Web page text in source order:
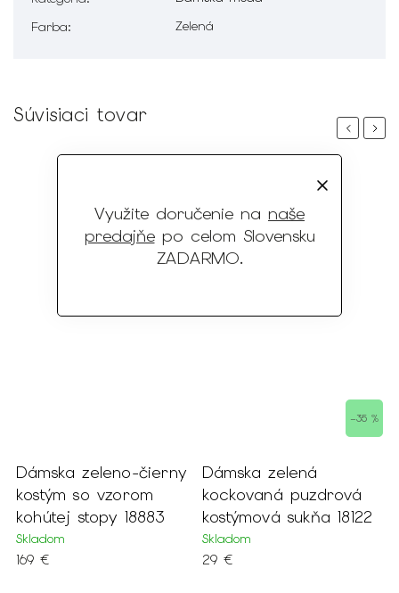
Využite doručenie na naše
predajňepo celom Slovensku
ZADARMO.
Farba: Zelená
Súvisiaci tovar
Previous
Dámska zeleno-čierny
kostým so vzorom
kohútej stopy 18883
Skladom
169 €
–35 %
Dámska zelená
kockovaná puzdrová
kostýmová sukňa 18122
Skladom
29 €
Next